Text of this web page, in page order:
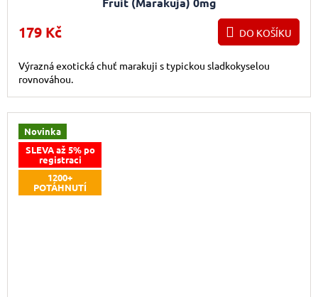
179 Kč DO KOŠÍKU
Výrazná exotická chuť marakuji s typickou sladkokyselou
rovnováhou.
Novinka
SLEVA až 5% po
registraci
1200+
POTÁHNUTÍ